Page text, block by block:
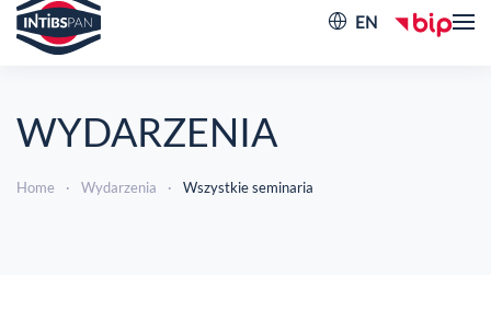
EN
WYDARZENIA
Home Wydarzenia Wszystkie seminaria